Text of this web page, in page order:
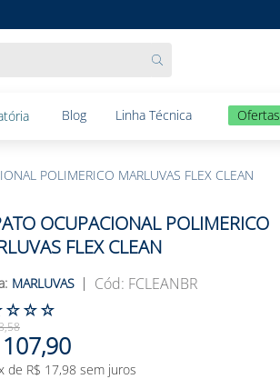
Blog Linha Técnica Ofertas
POLIMERICO MARLUVAS FLEX CLEAN
OCUPACIONAL POLIMERICO
FLEX CLEAN
MARLUVAS : FCLEANBR
☆☆☆
,58
107,90
de R$ 17,98 sem juros